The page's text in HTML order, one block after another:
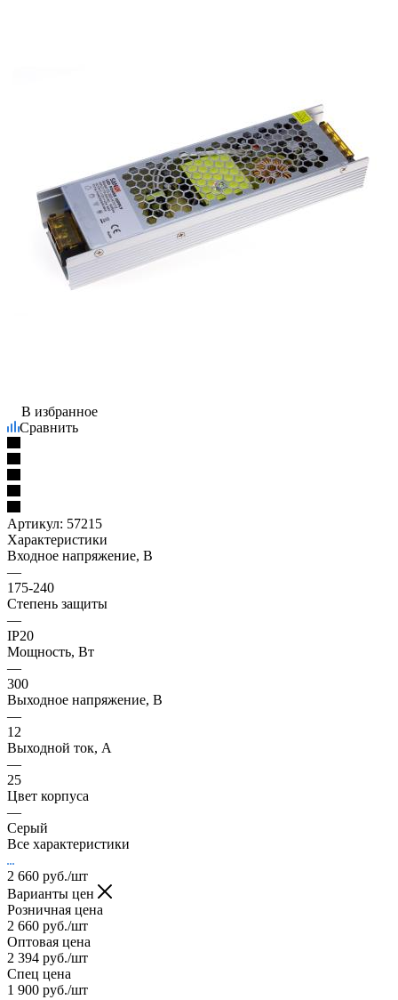
В избранное
Сравнить
Артикул: 57215
Характеристики
Входное напряжение, В
—
175-240
Степень защиты
—
IP20
Мощность, Вт
—
300
Выходное напряжение, В
—
12
Выходной ток, А
—
25
Цвет корпуса
—
Серый
Все характеристики
2 660 руб./шт
Варианты цен
Розничная цена
2 660 руб./шт
Оптовая цена
2 394 руб./шт
Спец цена
1 900 руб./шт